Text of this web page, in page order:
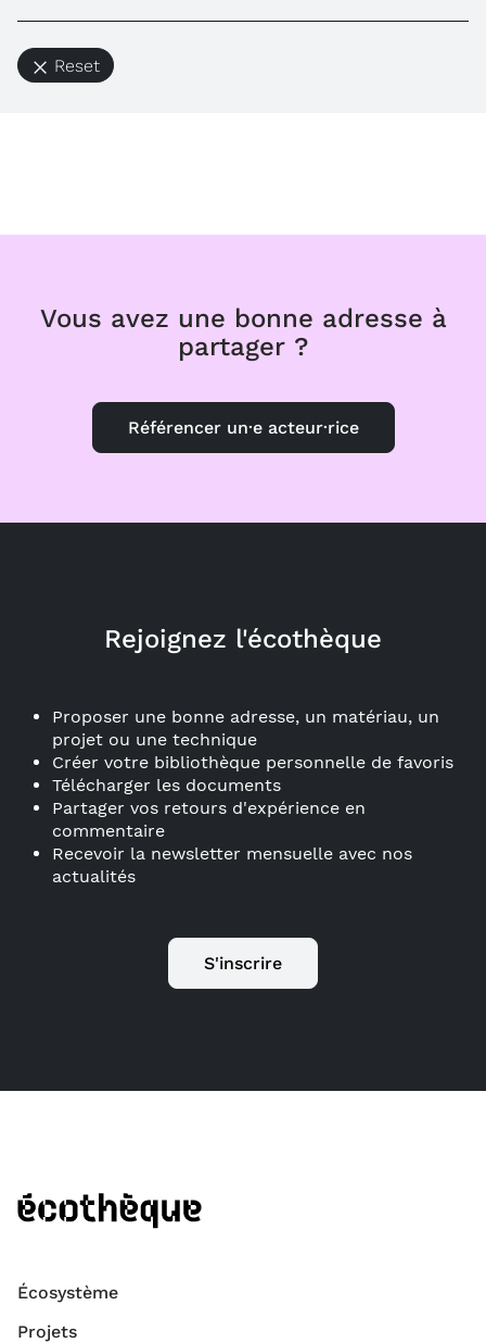
Reset
Vous avez une bonne adresse à
partager ?
Référencer un·e acteur·rice
Rejoignez l'écothèque
Proposer une bonne adresse, un matériau, un
projet ou une technique
Créer votre bibliothèque personnelle de favoris
Télécharger les documents
Partager vos retours d'expérience en
commentaire
Recevoir la newsletter mensuelle avec nos
actualités
S'inscrire
Écosystème
Projets